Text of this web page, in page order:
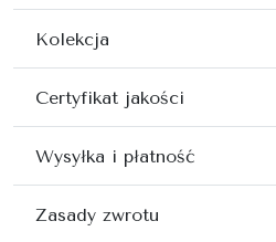
Kolekcja
Certyfikat jakości
Wysyłka i płatność
Zasady zwrotu